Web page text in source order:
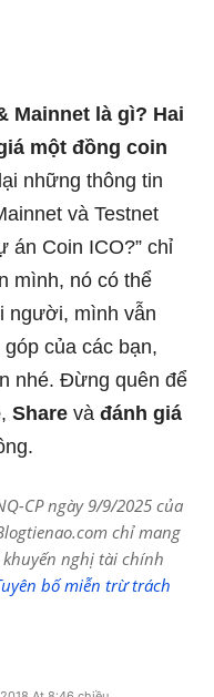
Mainnet là gì? Hai
một đồng coin
những thông tin
và Testnet
án Coin ICO?” chỉ
mình, nó có thể
người, mình vẫn
của các bạn,
nhé. Đừng quên để
, Share và đánh giá
CP ngày 9/9/2025 của
chỉ mang
nghị tài chính
bố miễn trừ trách